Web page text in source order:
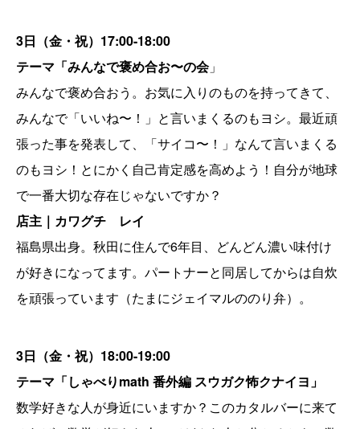
3日 （金・祝） 17:00-18:00
テーマ「みんなで褒め合お〜の会」
みんなで褒め合おう。お気に入りのものを持ってきて、
みんなで「いいね〜！」と言いまくるのもヨシ。最近頑
張った事を発表して、「サイコ〜！」なんて言いまくる
のもヨシ！とにかく自己肯定感を高めよう！自分が地球
で一番大切な存在じゃないですか？
店主｜カワグチ レイ
福島県出身。秋田に住んで6年目、どんどん濃い味付け
が好きになってます。パートナーと同居してからは自炊
を頑張っています（たまにジェイマルののり弁）。
3日 （金・祝） 18:00-19:00
テーマ「しゃべりmath 番外編 スウガク怖クナイヨ 」
数学好きな人が身近にいますか？このカタルバーに来て